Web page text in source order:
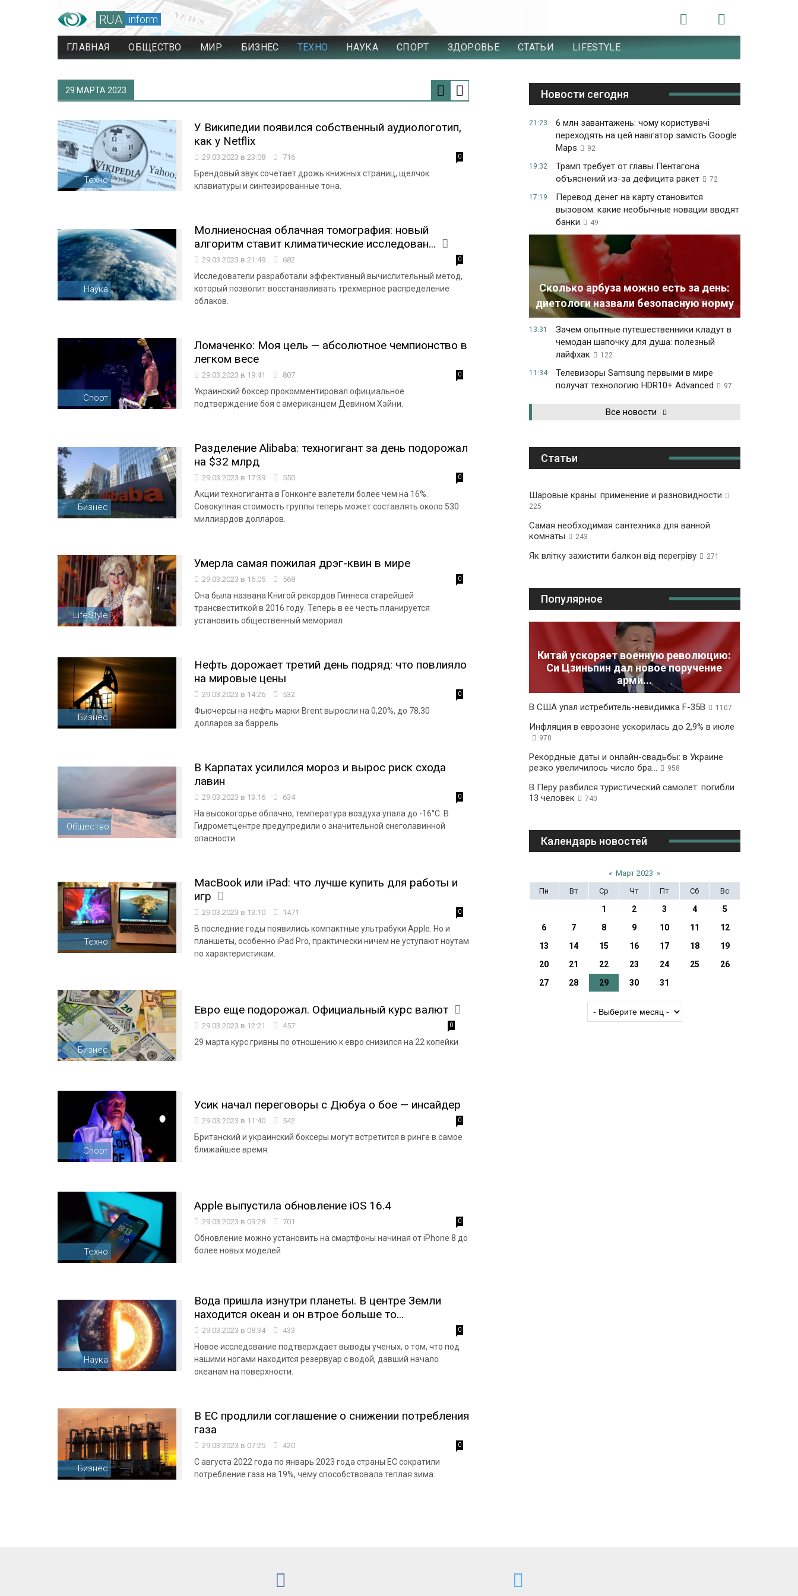
RUA inform
ГЛАВНАЯ ОБЩЕСТВО МИР БИЗНЕС ТЕХНО НАУКА СПОРТ ЗДОРОВЬЕ СТАТЬИ LIFESTYLE
29 МАРТА 2023
Техно
У Википедии появился собственный аудиологотип,
как у Netflix
29.03.2023 в 23:08 716 0
Брендовый звук сочетает дрожь книжных страниц, щелчок
клавиатуры и синтезированные тона.
Наука
Молниеносная облачная томография: новый
алгоритм ставит климатические исследован...
29.03.2023 в 21:49 682 0
Исследователи разработали эффективный вычислительный метод,
который позволит восстанавливать трехмерное распределение
облаков.
Спорт
Ломаченко: Моя цель — абсолютное чемпионство в
легком весе
29.03.2023 в 19:41 807 0
Украинский боксер прокомментировал официальное
подтверждение боя с американцем Девином Хэйни.
Бизнес
Разделение Alibaba: техногигант за день подорожал
на $32 млрд
29.03.2023 в 17:39 550 0
Акции техногиганта в Гонконге взлетели более чем на 16%.
Совокупная стоимость группы теперь может составлять около 530
миллиардов долларов.
LifeStyle
Умерла самая пожилая дрэг-квин в мире
29.03.2023 в 16:05 568 0
Она была названа Книгой рекордов Гиннеса старейшей
трансвеститкой в ​​2016 году. Теперь в ее честь планируется
установить общественный мемориал
Бизнес
Нефть дорожает третий день подряд: что повлияло
на мировые цены
29.03.2023 в 14:26 532 0
Фьючерсы на нефть марки Brent выросли на 0,20%, до 78,30
долларов за баррель
Общество
В Карпатах усилился мороз и вырос риск схода
лавин
29.03.2023 в 13:16 634 0
На высокогорье облачно, температура воздуха упала до -16°С. В
Гидрометцентре предупредили о значительной снеголавинной
опасности.
Техно
MacBook или iPad: что лучше купить для работы и
игр
29.03.2023 в 13:10 1471 0
В последние годы появились компактные ультрабуки Apple. Но и
планшеты, особенно iPad Pro, практически ничем не уступают ноутам
по характеристикам.
Бизнес
Евро еще подорожал. Официальный курс валют
29.03.2023 в 12:21 457 0
29 марта курс гривны по отношению к евро снизился на 22 копейки
Спорт
Усик начал переговоры с Дюбуа о бое — инсайдер
29.03.2023 в 11:40 542 0
Британский и украинский боксеры могут встретится в ринге в самое
ближайшее время.
Техно
Apple выпустила обновление iOS 16.4
29.03.2023 в 09:28 701 0
Обновление можно установить на смартфоны начиная от iPhone 8 до
более новых моделей
Наука
Вода пришла изнутри планеты. В центре Земли
находится океан и он втрое больше то...
29.03.2023 в 08:34 433 0
Новое исследование подтверждает выводы ученых, о том, что под
нашими ногами находится резервуар с водой, давший начало
океанам на поверхности.
Бизнес
В ЕС продлили соглашение о снижении потребления
газа
29.03.2023 в 07:25 420 0
С августа 2022 года по январь 2023 года страны ЕС сократили
потребление газа на 19%, чему способствовала теплая зима.
Новости сегодня
21:23
6 млн завантажень: чому користувачі
переходять на цей навігатор замість Google
Maps
92
19:32
Трамп требует от главы Пентагона
объяснений из-за дефицита ракет
72
17:19
Перевод денег на карту становится
вызовом: какие необычные новации вводят
банки
49
Сколько арбуза можно есть за день:
диетологи назвали безопасную норму
13:31
Зачем опытные путешественники кладут в
чемодан шапочку для душа: полезный
лайфхак
122
11:34
Телевизоры Samsung первыми в мире
получат технологию HDR10+ Advanced
97
Все новости
Статьи
Шаровые краны: применение и разновидности
225
Самая необходимая сантехника для ванной
комнаты
243
Як влітку захистити балкон від перегріву 271
Популярное
Китай ускоряет военную революцию:
Си Цзиньпин дал новое поручение
арми...
В США упал истребитель-невидимка F-35B 1107
Инфляция в еврозоне ускорилась до 2,9% в июле
970
Рекордные даты и онлайн-свадьбы: в Украине
резко увеличилось число бра...
958
В Перу разбился туристический самолет: погибли
13 человек
740
Календарь новостей
« Март 2023 »
Пн
Вт Ср Чт Пт Сб Вс
1 2 3 4
5
6
7 8 9 10 11
12
13
14 15 16 17 18
19
20
21 22 23 24 25
26
27
28 29 30 31